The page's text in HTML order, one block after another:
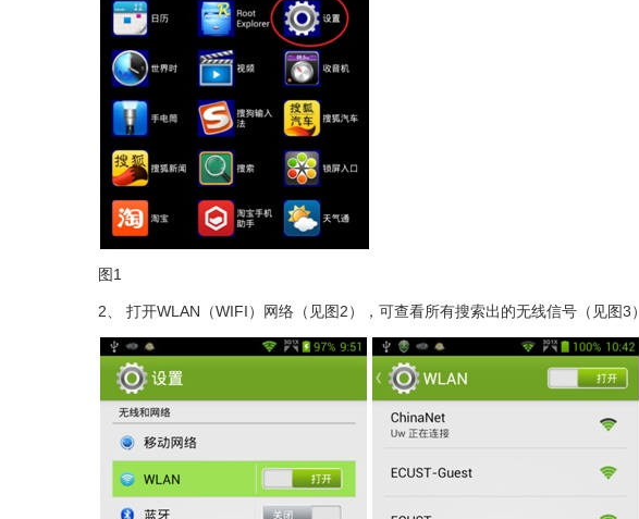
图1
2、 打开WLAN（WIFI）网络（见图2），可查看所有搜索出的无线信号（见图3）